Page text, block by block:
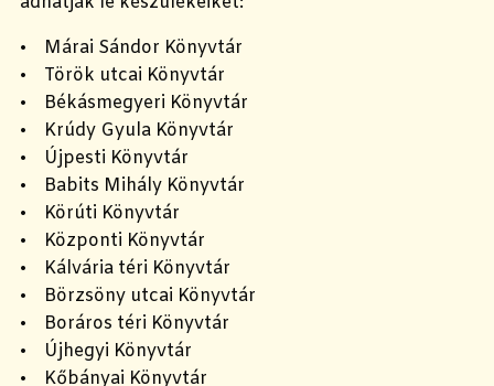
• Márai Sándor Könyvtár
• Török utcai Könyvtár
• Békásmegyeri Könyvtár
• Krúdy Gyula Könyvtár
• Újpesti Könyvtár
• Babits Mihály Könyvtár
• Körúti Könyvtár
• Központi Könyvtár
• Kálvária téri Könyvtár
• Börzsöny utcai Könyvtár
• Boráros téri Könyvtár
• Újhegyi Könyvtár
• Kőbányai Könyvtár